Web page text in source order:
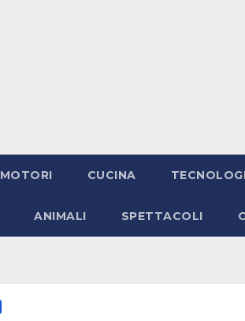
MOTORI CUCINA
ANIMALI SPETTACOLI